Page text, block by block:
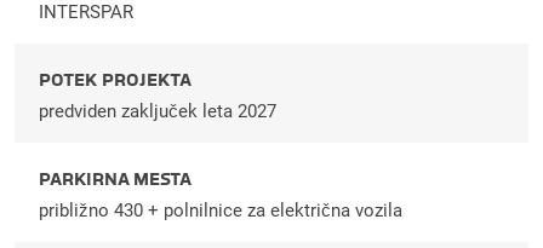
INTERSPAR
POTEK PROJEKTA
predviden zaključek leta 2027
PARKIRNA MESTA
približno 430 + polnilnice za električna vozila